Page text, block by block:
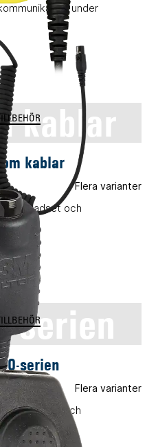
under
kablar
kablar
Flera varianter
headset och
serien
serien
Flera varianter
headset och